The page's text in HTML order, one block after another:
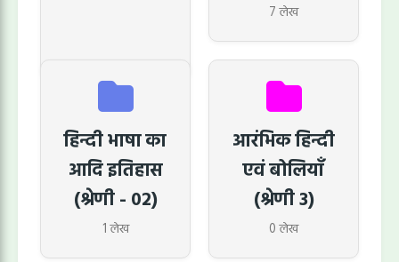
7 लेख
हिन्दी भाषा का
आदि इतिहास
(श्रेणी - 02)
1 लेख
आरंभिक हिन्दी
एवं बोलियाँ
(श्रेणी 3)
0 लेख